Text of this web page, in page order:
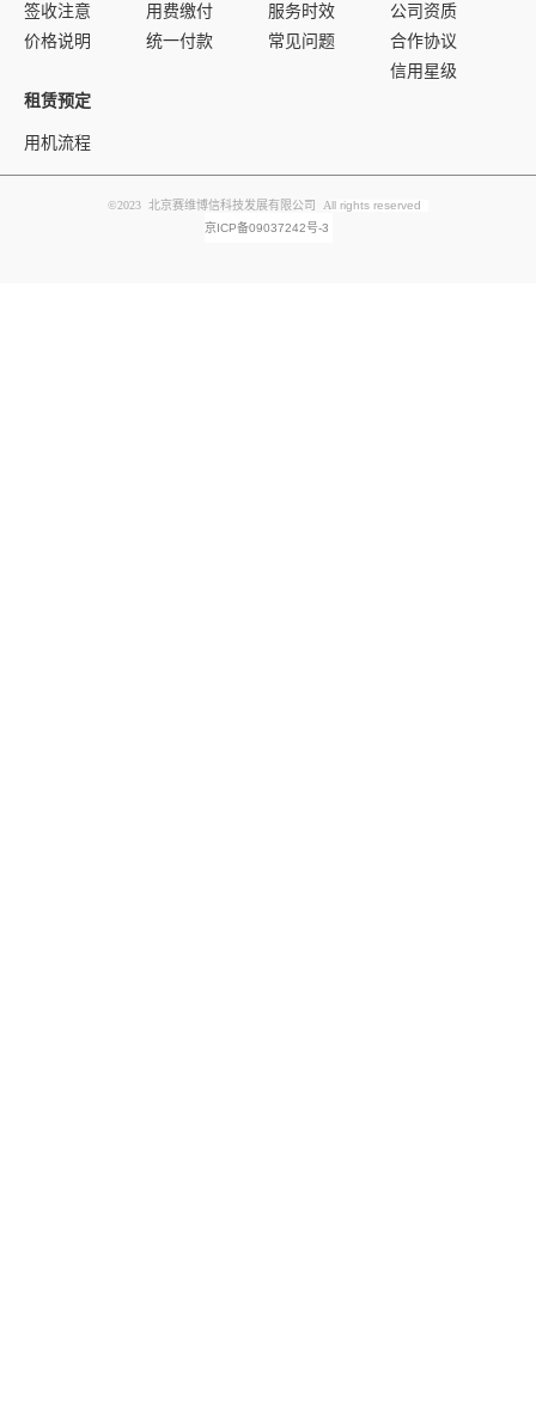
签收注意
价格说明
用费缴付
统一付款
服务时效
常见问题
公司资质
合作协议
信用星级
租赁预定
用机流程
©2023 北京赛维博信科技发展有限公司 All rights reserved
京ICP备09037242号-3